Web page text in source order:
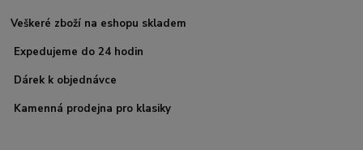
Veškeré zboží na eshopu skladem
Expedujeme do 24 hodin
Dárek k objednávce
Kamenná prodejna pro klasiky